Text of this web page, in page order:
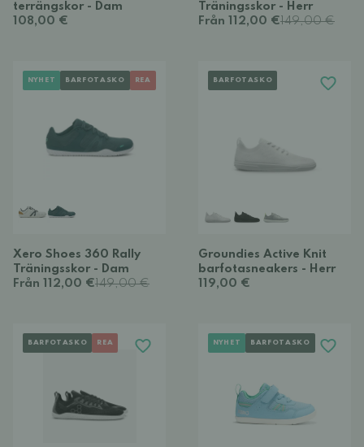
terrängskor - Dam
108,00 €
Träningsskor - Herr
Från 112,00 €149,00 €
NYHET BARFOTASKO REA
Xero Shoes 360 Rally
Träningsskor - Dam
Från 112,00 €149,00 €
BARFOTASKO
Groundies Active Knit
barfotasneakers - Herr
119,00 €
BARFOTASKO REA NYHET BARFOTASKO